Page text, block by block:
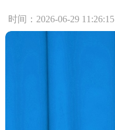
时间：2026-06-29 11:26:15